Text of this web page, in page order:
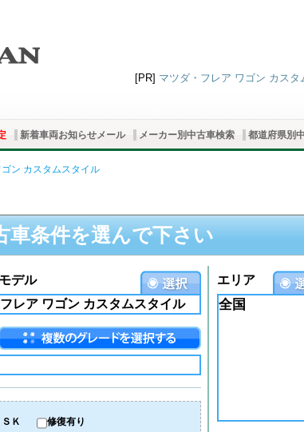
[PR] マツダ・フレア ワゴン カス
新着車両お知らせメール メーカー別中古車検索 都道府県別
ン カスタムスタイル
車条件を選んで下さい
モデル
Ｋ 修復有り
エリア
全国